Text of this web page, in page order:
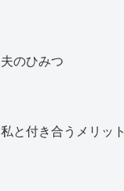
夫のひみつ
私と付き合うメリット